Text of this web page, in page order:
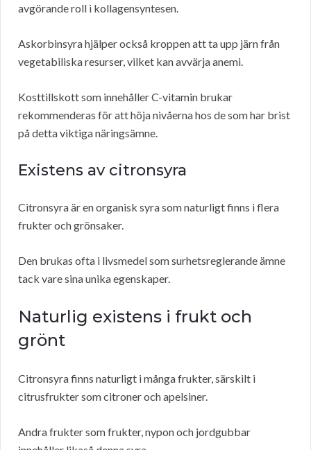
avgörande roll i kollagensyntesen.
Askorbinsyra hjälper också kroppen att ta upp järn från
vegetabiliska resurser, vilket kan avvärja anemi.
Kosttillskott som innehåller C-vitamin brukar
rekommenderas för att höja nivåerna hos de som har brist
på detta viktiga näringsämne.
Existens av citronsyra
Citronsyra är en organisk syra som naturligt finns i flera
frukter och grönsaker.
Den brukas ofta i livsmedel som surhetsreglerande ämne
tack vare sina unika egenskaper.
Naturlig existens i frukt och
grönt
Citronsyra finns naturligt i många frukter, särskilt i
citrusfrukter som citroner och apelsiner.
Andra frukter som frukter, nypon och jordgubbar